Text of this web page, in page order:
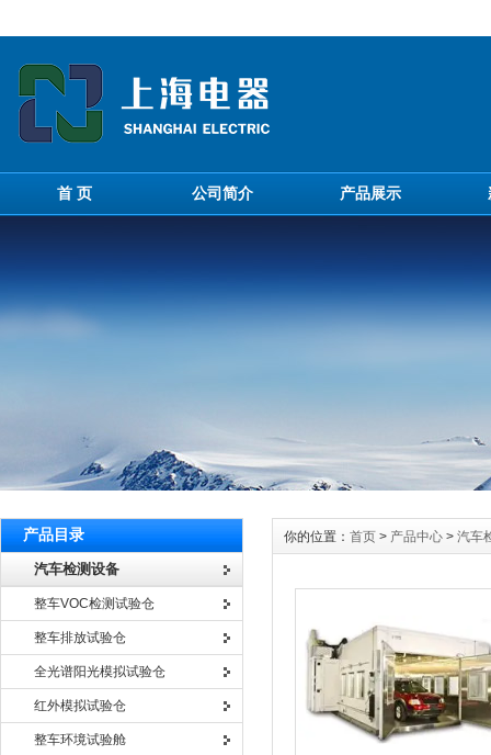
首 页 公司简介 产品展示
产品目录
汽车检测设备
整车VOC检测试验仓
整车排放试验仓
全光谱阳光模拟试验仓
红外模拟试验仓
整车环境试验舱
你的位置： 首页 > 产品中心 > 汽车